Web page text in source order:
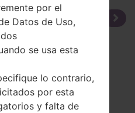
por el
Datos de Uso,
se usa esta
lo contrario,
por esta
y falta de